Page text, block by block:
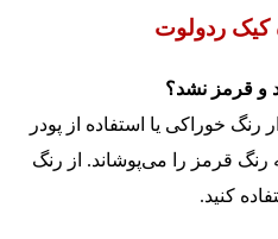
کیک ردولوت
و قرمز نشد؟
رنگ خوراکی یا استفاده از پودر
قرمز را می‌پوشاند. از رنگ
کنید.